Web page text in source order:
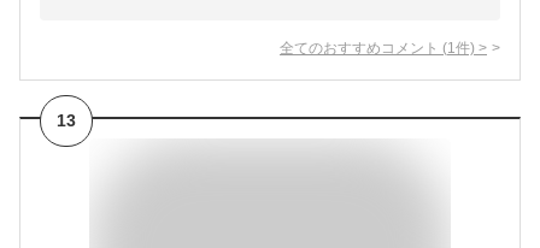
全てのおすすめコメント (1 件) >
13